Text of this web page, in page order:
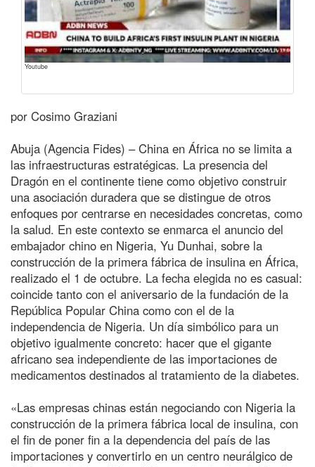
Youtube
por Cosimo Graziani
Abuja (Agencia Fides) – China en África no se limita a
las infraestructuras estratégicas. La presencia del
Dragón en el continente tiene como objetivo construir
una asociación duradera que se distingue de otros
enfoques por centrarse en necesidades concretas, como
la salud. En este contexto se enmarca el anuncio del
embajador chino en Nigeria, Yu Dunhai, sobre la
construcción de la primera fábrica de insulina en África,
realizado el 1 de octubre. La fecha elegida no es casual:
coincide tanto con el aniversario de la fundación de la
República Popular China como con el de la
independencia de Nigeria. Un día simbólico para un
objetivo igualmente concreto: hacer que el gigante
africano sea independiente de las importaciones de
medicamentos destinados al tratamiento de la diabetes.
«Las empresas chinas están negociando con Nigeria la
construcción de la primera fábrica local de insulina, con
el fin de poner fin a la dependencia del país de las
importaciones y convertirlo en un centro neurálgico de